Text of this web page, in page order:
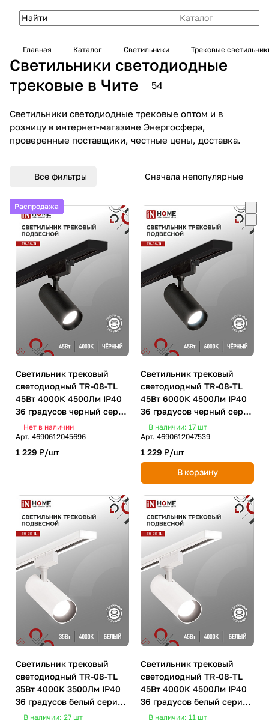
Каталог
Главная Каталог Светильники Трековые
Светильники светодиодные
трековые в Чите
54
Светильники светодиодные трековые оптом и в
розницу в интернет-магазине Энергосфера,
проверенные поставщики, честные цены, доставка.
Все фильтры Сначала непопулярные
Светильник трековый
светодиодный TR-08-TL
45Вт 4000К 4500Лм IP40
36 градусов черный серии
TOP-LINE IN HOME
Нет в наличии
Арт. 4690612045696
1 229 ₽/шт
Светильник трековый
светодиодный TR-08-TL
45Вт 6000К 4500Лм IP40
36 градусов черный серии
TOP-LINE IN HOME
В наличии: 17 шт
Арт. 4690612047539
1 229 ₽/шт
В корзину
Светильник трековый
светодиодный TR-08-TL
35Вт 4000К 3500Лм IP40
36 градусов белый серии
TOP-LINE IN HOME
В наличии: 27 шт
Светильник трековый
светодиодный TR-08-TL
45Вт 4000К 4500Лм IP40
36 градусов белый серии
TOP-LINE IN HOME
В наличии: 11 шт
Новинка
Новинка
Новинка
Новинка
Новинка
Новинка
Новинка
Новинка
Новинка
Распродажа
Распродажа
Распродажа
Распродажа
Распродажа
Распродажа
Распродажа
Распродажа
Распродажа